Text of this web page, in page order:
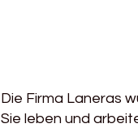
Die Firma Laneras
Sie leben und